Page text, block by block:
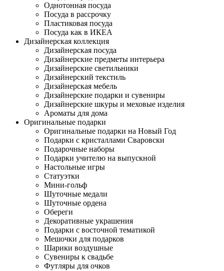
Однотонная посуда
Посуда в рассрочку
Пластиковая посуда
Посуда как в ИКЕА
Дизайнерская коллекция
Дизайнерская посуда
Дизайнерские предметы интерьера
Дизайнерские светильники
Дизайнерский текстиль
Дизайнерская мебель
Дизайнерские подарки и сувениры
Дизайнерские шкуры и меховые изделия
Ароматы для дома
Оригинальные подарки
Оригинальные подарки на Новый Год
Подарки с кристаллами Сваровски
Подарочные наборы
Подарки учителю на выпускной
Настольные игры
Статуэтки
Мини-гольф
Шуточные медали
Шуточные ордена
Обереги
Декоративные украшения
Подарки с восточной тематикой
Мешочки для подарков
Шарики воздушные
Сувениры к свадьбе
Футляры для очков